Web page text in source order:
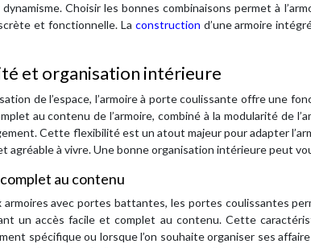
Choisir les bonnes combinaisons permet à
et fonctionnelle. La construction d’une armoire
et organisation intérieure
de l’espace, l’armoire à porte coulissante offre une
au contenu de l’armoire, combiné à la modularité de
Cette flexibilité est un atout majeur pour adapter
agréable à vivre. Une bonne organisation intérieure peut
au contenu
avec portes battantes, les portes coulissantes
un accès facile et complet au contenu. Cette
spécifique ou lorsque l’on souhaite organiser ses